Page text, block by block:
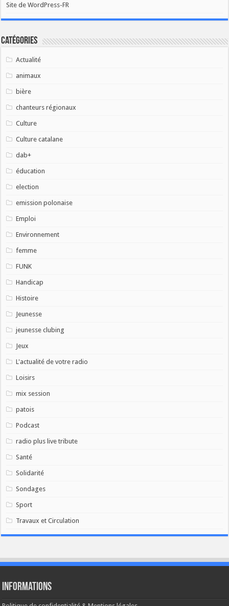
Site de WordPress-FR
Catégories
Actualité
animaux
bière
chanteurs régionaux
Culture
Culture catalane
dab+
éducation
election
emission polonaise
Emploi
Environnement
femme
FUNK
Handicap
Histoire
Jeunesse
jeunesse clubing
Jeux
L'actualité de votre radio
Loisirs
mix session
patois
Podcast
radio plus live tribute
Santé
Solidarité
Sondages
Sport
Travaux et Circulation
Informations